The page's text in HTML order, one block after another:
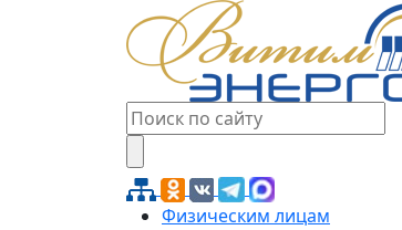
Физическим лицам